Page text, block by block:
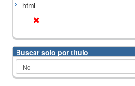
html
Buscar solo por título